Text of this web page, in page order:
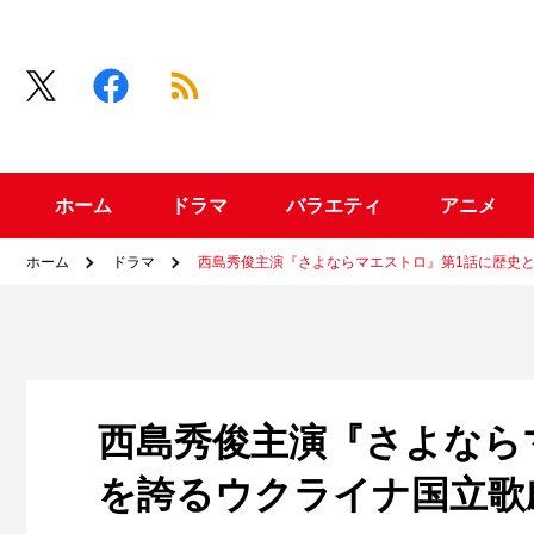
ホーム ドラマ バラエティ アニメ
ホーム ドラマ 西島秀俊主演『さよならマエストロ』第1話に歴史
西島秀俊主演『さよな
を誇るウクライナ国立